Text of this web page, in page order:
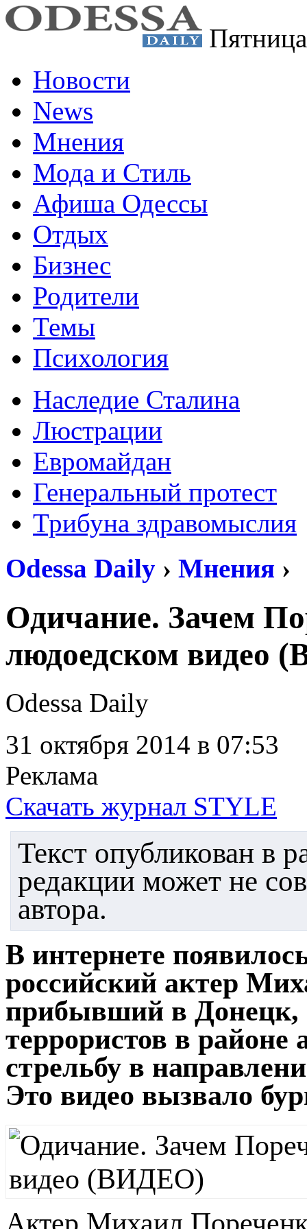
Новости
News
Мнения
Мода и Стиль
Афиша Одессы
Отдых
Бизнес
Родители
Темы
Психология
Наследие Сталина
Люстрации
Евромайдан
Генеральный протест
Трибуна здравомыслия
Odessa Daily › Мнения ›
Одичание. Зачем
людоедском видео
Odessa Daily
31 октября 2014 в 07:53
Реклама
Скачать журнал STYLE
Текст опубликован в
редакции может не
автора.
В интернете
российский актер
прибывший в Донецк,
террористов в районе
стрельбу в
Это видео вызвало
Актер Михаил